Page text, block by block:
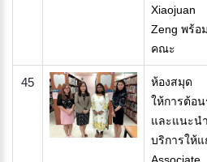
Xiaojuan
Zeng พร้อม
คณะ
45
ห้องสมุด
ให้การต้อ
และแนะนำ
บริการให้แ